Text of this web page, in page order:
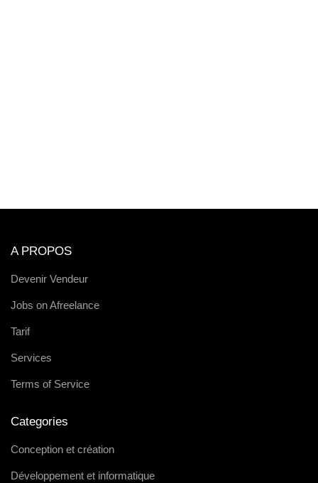
A PROPOS
Devenir Vendeur
Jobs on Afreelance
Tarif
Services
Terms of Service
Categories
Conception et création
Développement et informatique